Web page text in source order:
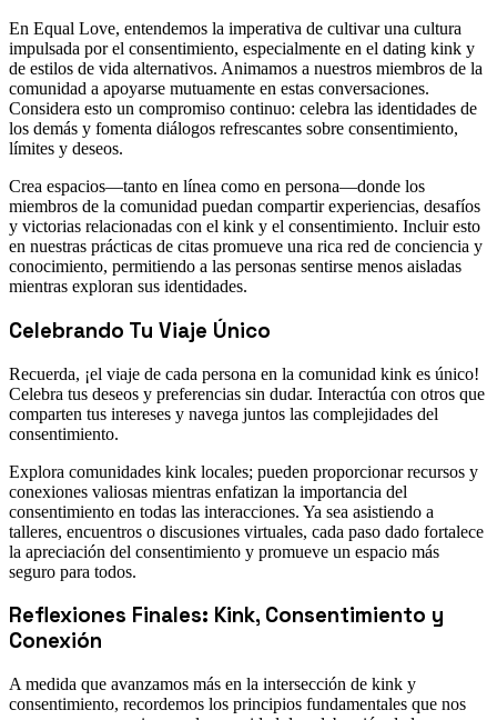
En Equal Love, entendemos la imperativa de cultivar una cultura
impulsada por el consentimiento, especialmente en el dating kink y
de estilos de vida alternativos. Animamos a nuestros miembros de la
comunidad a apoyarse mutuamente en estas conversaciones.
Considera esto un compromiso continuo: celebra las identidades de
los demás y fomenta diálogos refrescantes sobre consentimiento,
límites y deseos.
Crea espacios—tanto en línea como en persona—donde los
miembros de la comunidad puedan compartir experiencias, desafíos
y victorias relacionadas con el kink y el consentimiento. Incluir esto
en nuestras prácticas de citas promueve una rica red de conciencia y
conocimiento, permitiendo a las personas sentirse menos aisladas
mientras exploran sus identidades.
Celebrando Tu Viaje Único
Recuerda, ¡el viaje de cada persona en la comunidad kink es único!
Celebra tus deseos y preferencias sin dudar. Interactúa con otros que
comparten tus intereses y navega juntos las complejidades del
consentimiento.
Explora comunidades kink locales; pueden proporcionar recursos y
conexiones valiosas mientras enfatizan la importancia del
consentimiento en todas las interacciones. Ya sea asistiendo a
talleres, encuentros o discusiones virtuales, cada paso dado fortalece
la apreciación del consentimiento y promueve un espacio más
seguro para todos.
Reflexiones Finales: Kink, Consentimiento y
Conexión
A medida que avanzamos más en la intersección de kink y
consentimiento, recordemos los principios fundamentales que nos